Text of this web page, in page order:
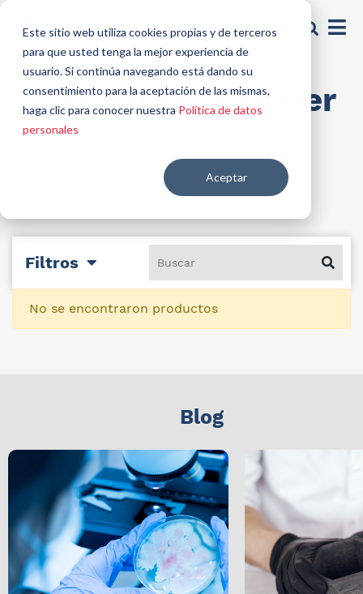
Este sitio web utiliza cookies propias y de terceros
para que usted tenga la mejor experiencia de
usuario. Si continúa navegando está dando su
consentimiento para la aceptación de las mismas,
haga clic para conocer nuestra Política de datos
personales
Aceptar
Colorantes poliéster
Filtros
No se encontraron productos
Blog